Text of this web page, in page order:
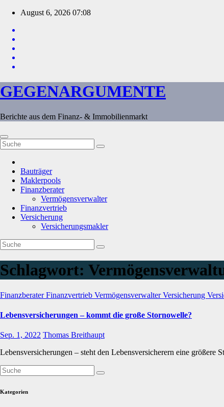
Zum
springen
August 6, 2026 07:08
GEGENARGUMENTE
Berichte aus dem Finanz- & Immobilienmarkt
Bauträger
Maklerpools
Finanzberater
Vermögensverwalter
Finanzvertrieb
Versicherung
Versicherungsmakler
Schlagwort:
FinanzberaterFinanzvertrieb VermögensverwalterVersicherung
Lebensversicherungen – kommt die große Stornowelle?
Sep. 1, 2022 Thomas Breithaupt
Lebensversicherungen – steht den Lebensversicherern eine
Kategorien